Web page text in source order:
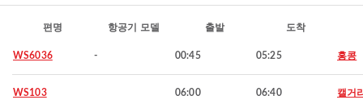
편명 항공기 모델 출발 도착
WS6036 - 00:45 05:25 홍콩
WS103 06:00 06:40 캘거